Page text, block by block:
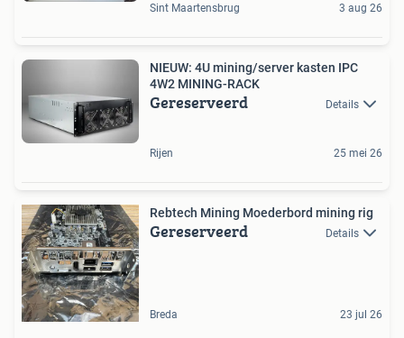
Sint Maartensbrug 3 aug 26
NIEUW: 4U mining/server kasten IPC
4W2 MINING-RACK
Gereserveerd Details
Rijen 25 mei 26
Rebtech Mining Moederbord mining rig
Gereserveerd Details
Breda 23 jul 26